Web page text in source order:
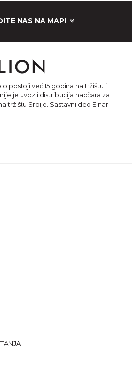
NAS NA MAPI
postoji već 15 godina na tržištu i
je uvoz i distribucija naočara za
tržištu Srbije. Sastavni deo Einar